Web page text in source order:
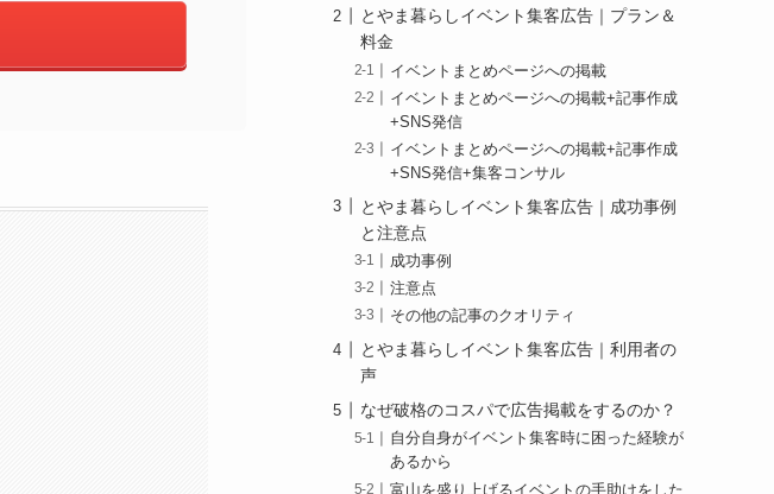
とやま暮らしイベント集客広告｜プラン＆
料金
イベントまとめページへの掲載
イベントまとめページへの掲載+記事作成
+SNS発信
イベントまとめページへの掲載+記事作成
+SNS発信+集客コンサル
とやま暮らしイベント集客広告｜成功事例
と注意点
成功事例
注意点
その他の記事のクオリティ
とやま暮らしイベント集客広告｜利用者の
声
なぜ破格のコスパで広告掲載をするのか？
自分自身がイベント集客時に困った経験が
あるから
富山を盛り上げるイベントの手助けをした